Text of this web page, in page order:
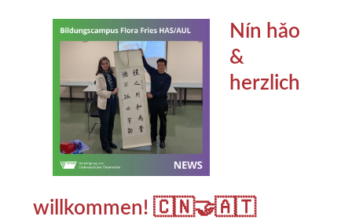
Nín hǎo
&
herzlich
willkommen! 🇨🇳🤝🇦🇹